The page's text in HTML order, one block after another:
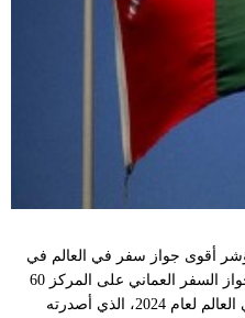
مراكز في مؤشر أقوى جواز سفر في العالم في
الفترة من 2022 إلى 2024م وحصل جواز السفر العماني على المركز 60
عالميا في مؤشر أقوى جواز سفر في العالم لعام 2024، الذي أصدرته